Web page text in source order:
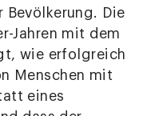
Bevölkerung. Die
Jahren mit dem
wie erfolgreich
Menschen mit
eines